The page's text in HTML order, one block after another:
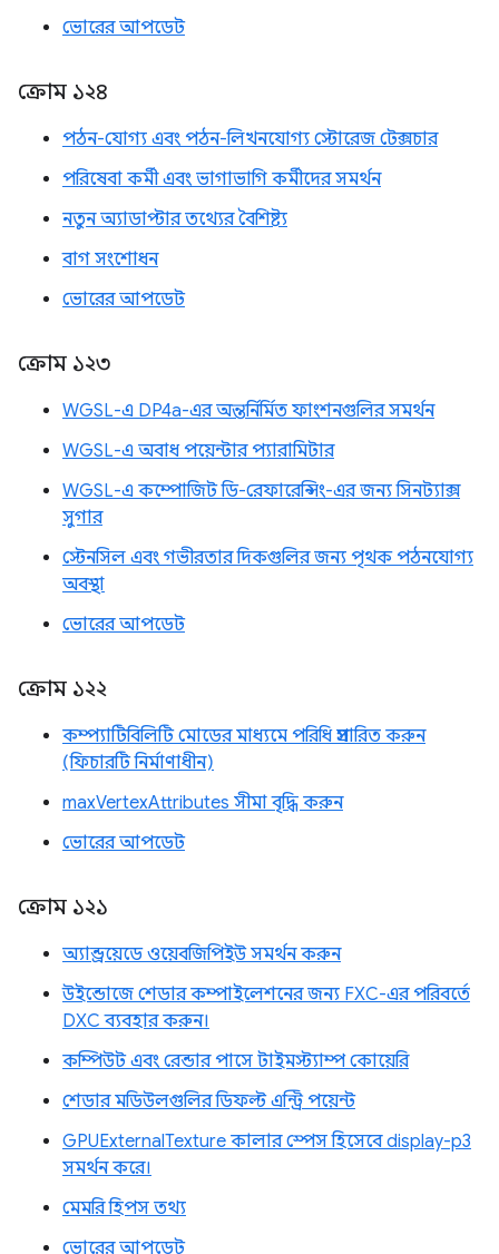
ভোরের আপডেট
ক্রোম ১২৪
পঠন-যোগ্য এবং পঠন-লিখনযোগ্য স্টোরেজ টেক্সচার
পরিষেবা কর্মী এবং ভাগাভাগি কর্মীদের সমর্থন
নতুন অ্যাডাপ্টার তথ্যের বৈশিষ্ট্য
বাগ সংশোধন
ভোরের আপডেট
ক্রোম ১২৩
WGSL-এ DP4a-এর অন্তর্নির্মিত ফাংশনগুলির সমর্থন
WGSL-এ অবাধ পয়েন্টার প্যারামিটার
WGSL-এ কম্পোজিট ডি-রেফারেন্সিং-এর জন্য সিনট্যাক্স
সুগার
স্টেনসিল এবং গভীরতার দিকগুলির জন্য পৃথক পঠনযোগ্য
অবস্থা
ভোরের আপডেট
ক্রোম ১২২
কম্প্যাটিবিলিটি মোডের মাধ্যমে পরিধি প্রসারিত করুন
(ফিচারটি নির্মাণাধীন)
maxVertexAttributes সীমা বৃদ্ধি করুন
ভোরের আপডেট
ক্রোম ১২১
অ্যান্ড্রয়েডে ওয়েবজিপিইউ সমর্থন করুন
উইন্ডোজে শেডার কম্পাইলেশনের জন্য FXC-এর পরিবর্তে
DXC ব্যবহার করুন।
কম্পিউট এবং রেন্ডার পাসে টাইমস্ট্যাম্প কোয়েরি
শেডার মডিউলগুলির ডিফল্ট এন্ট্রি পয়েন্ট
GPUExternalTexture কালার স্পেস হিসেবে display-p3
সমর্থন করে।
মেমরি হিপস তথ্য
ভোরের আপডেট